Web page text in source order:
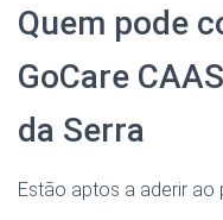
Quem pode
GoCare
da Serra
Estão aptos a aderir ao